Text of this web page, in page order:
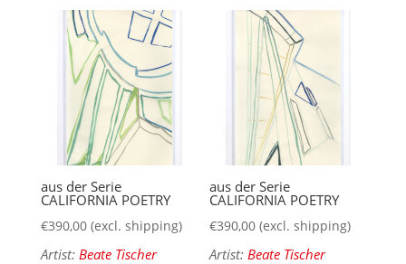
aus der Serie
CALIFORNIA POETRY
€390,00 (excl. shipping)
Artist: Beate Tischer
aus der Serie
CALIFORNIA POETRY
€390,00 (excl. shipping)
Artist: Beate Tischer